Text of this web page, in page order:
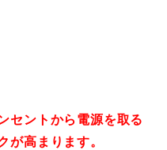
セントから電源を取る
が高まります。